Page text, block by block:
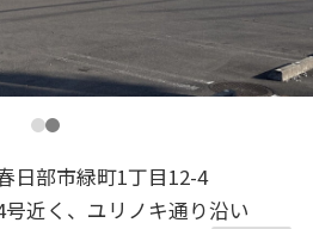
日部市緑町1丁目12-4
近く、ユリノキ通り沿い